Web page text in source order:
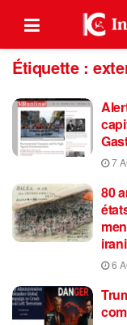
Étiquette :
7
80
6